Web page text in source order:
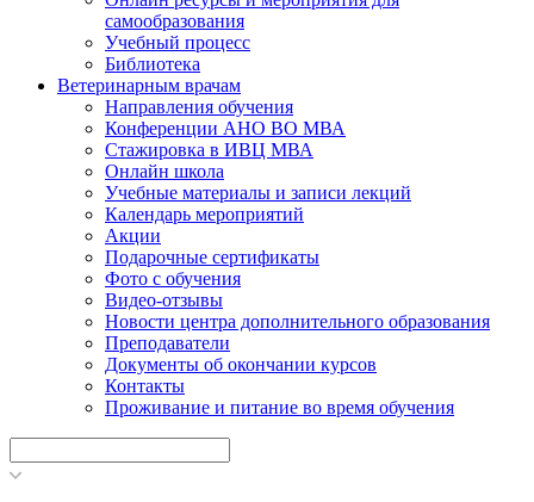
самообразования
Учебный процесс
Библиотека
Ветеринарным врачам
Направления обучения
Конференции АНО ВО МВА
Стажировка в ИВЦ МВА
Онлайн школа
Учебные материалы и записи лекций
Календарь мероприятий
Акции
Подарочные сертификаты
Фото с обучения
Видео-отзывы
Новости центра дополнительного образования
Преподаватели
Документы об окончании курсов
Контакты
Проживание и питание во время обучения